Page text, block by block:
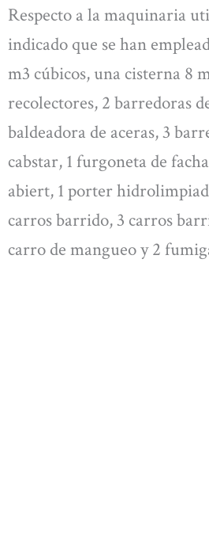
Respecto a la maquinaria
indicado que se han
m3 cúbicos, una cisterna 8
recolectores, 2 barredoras
baldeadora de aceras, 3
cabstar, 1 furgoneta de
abiert, 1 porter
carros barrido, 3 carros
carro de mangueo y 2